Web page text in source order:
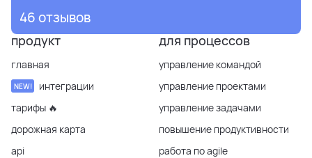
46 отзывов
продукт
главная
NEW!
интеграции
тарифы 🔥
дорожная карта
api
для процессов
управление командой
управление проектами
управление задачами
повышение продуктивности
работа по agile